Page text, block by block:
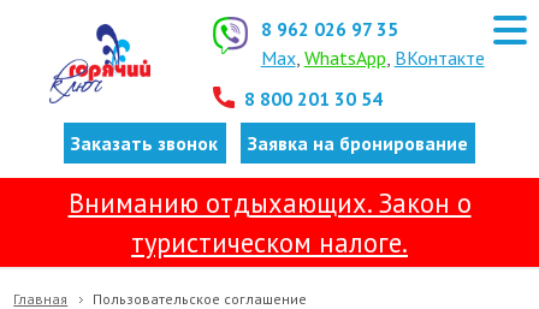
8 962 026 97 35
Max, WhatsApp, ВКонтакте
8 800 201 30 54
Заказать звонок
Заявка на бронирование
Вниманию отдыхающих. Закон о
туристическом налоге.
Главная Пользовательское соглашение